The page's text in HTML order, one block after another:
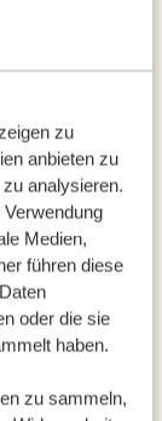
zu
anbieten zu
analysieren.
Medien,
führen diese
oder die sie
haben.
zu sammeln,
privater
bringt Sie
Ihrer langen
Ihre